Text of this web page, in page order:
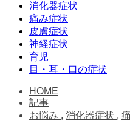
消化器症状
痛み症状
皮膚症状
神経症状
育児
目・耳・口の症状
HOME
記事
お悩み , 消化器症状 ,